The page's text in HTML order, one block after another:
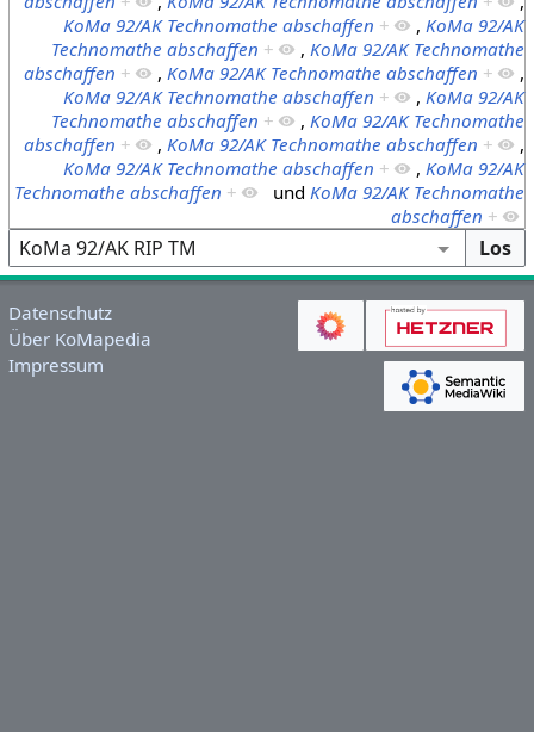
KoMa 92/AK Technomathe abschaffen + , KoMa 92/AK
Technomathe abschaffen + , KoMa 92/AK Technomathe
abschaffen + , KoMa 92/AK Technomathe abschaffen +
,
KoMa 92/AK Technomathe abschaffen + , KoMa 92/AK
Technomathe abschaffen + , KoMa 92/AK Technomathe
abschaffen + , KoMa 92/AK Technomathe abschaffen +
,
KoMa 92/AK Technomathe abschaffen + , KoMa 92/AK
Technomathe abschaffen + und KoMa 92/AK Technomathe
abschaffen +
Datenschutz
Über KoMapedia
Impressum